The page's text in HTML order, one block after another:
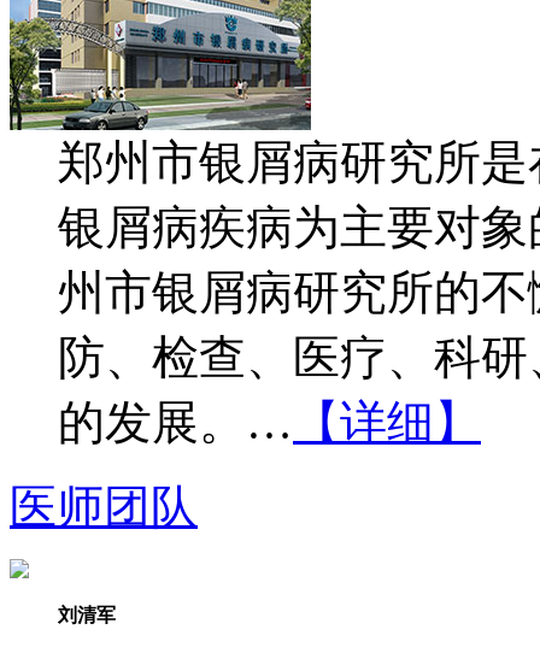
郑州市银屑病研究所
银屑病疾病为主要对
州市银屑病研究所的
防、检查、医疗、科
的发展。… 【详细】
医师团队
刘清军